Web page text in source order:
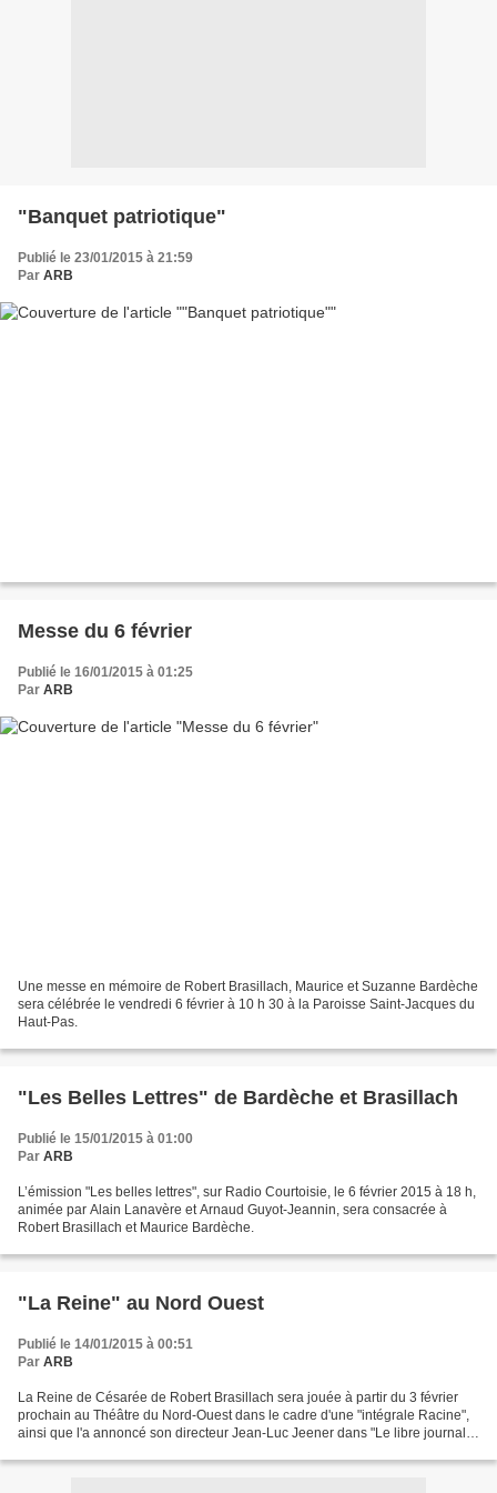
"Banquet patriotique"
Publié le 23/01/2015 à 21:59
Par ARB
Messe du 6 février
Publié le 16/01/2015 à 01:25
Par ARB
Une messe en mémoire de Robert Brasillach, Maurice et Suzanne Bardèche
sera célébrée le vendredi 6 février à 10 h 30 à la Paroisse Saint-Jacques du
Haut-Pas.
"Les Belles Lettres" de Bardèche et Brasillach
Publié le 15/01/2015 à 01:00
Par ARB
L’émission "Les belles lettres", sur Radio Courtoisie, le 6 février 2015 à 18 h,
animée par Alain Lanavère et Arnaud Guyot-Jeannin, sera consacrée à
Robert Brasillach et Maurice Bardèche.
"La Reine" au Nord Ouest
Publié le 14/01/2015 à 00:51
Par ARB
La Reine de Césarée de Robert Brasillach sera jouée à partir du 3 février
prochain au Théâtre du Nord-Ouest dans le cadre d'une "intégrale Racine",
ainsi que l'a annoncé son directeur Jean-Luc Jeener dans "Le libre journal